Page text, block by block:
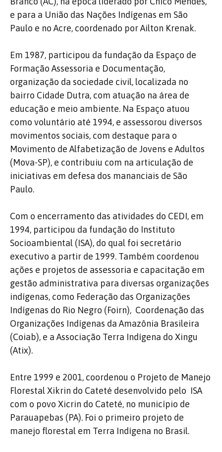
e para a União das Nações Indígenas em São
Paulo e no Acre, coordenado por Ailton Krenak.
Em 1987, participou da fundação da Espaço de
Formação Assessoria e Documentação,
organização da sociedade civil, localizada no
bairro Cidade Dutra, com atuação na área de
educação e meio ambiente. Na Espaço atuou
como voluntário até 1994, e assessorou diversos
movimentos sociais, com destaque para o
Movimento de Alfabetização de Jovens e Adultos
(Mova-SP), e contribuiu com na articulação de
iniciativas em defesa dos mananciais de São
Paulo.
Com o encerramento das atividades do CEDI, em
1994, participou da fundação do Instituto
Socioambiental (ISA), do qual foi secretário
executivo a partir de 1999. Também coordenou
ações e projetos de assessoria e capacitação em
gestão administrativa para diversas organizações
indígenas, como Federação das Organizações
Indígenas do Rio Negro (Foirn), Coordenação das
Organizações Indígenas da Amazônia Brasileira
(Coiab), e a Associação Terra Indígena do Xingu
(Atix).
Entre 1999 e 2001, coordenou o Projeto de Manejo
Florestal Xikrin do Cateté desenvolvido pelo ISA
com o povo Xicrin do Cateté, no município de
Parauapebas (PA). Foi o primeiro projeto de
manejo florestal em Terra Indígena no Brasil.